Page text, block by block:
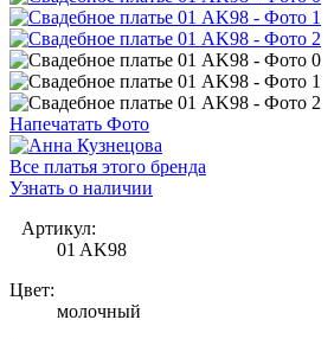
Напечатать Фото
Все платья этого бренда
Узнать о наличии
Артикул:
01 AK98
Цвет:
молочный